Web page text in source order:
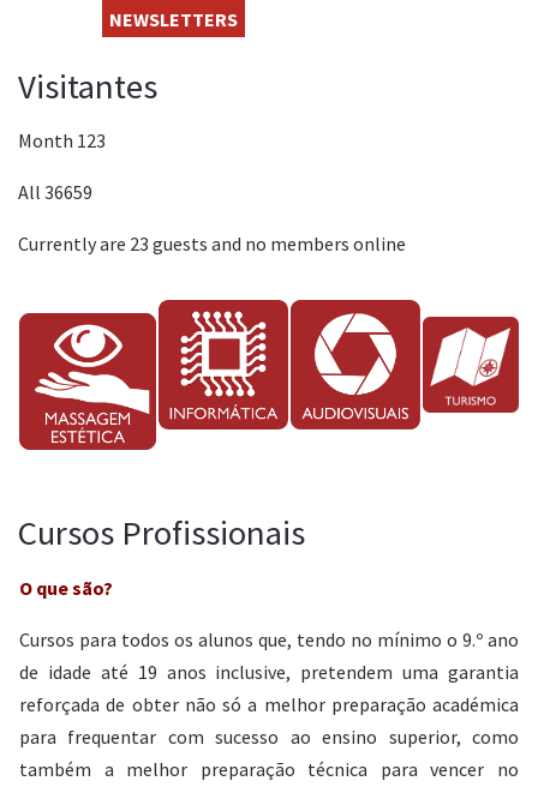
NEWSLETTERS
Visitantes
Month 123
All 36659
Currently are 23 guests and no members online
Cursos Profissionais
O que são?
Cursos para todos os alunos que, tendo no mínimo o 9.º ano
de idade até 19 anos inclusive, pretendem uma garantia
reforçada de obter não só a melhor preparação académica
para frequentar com sucesso ao ensino superior, como
também a melhor preparação técnica para vencer no